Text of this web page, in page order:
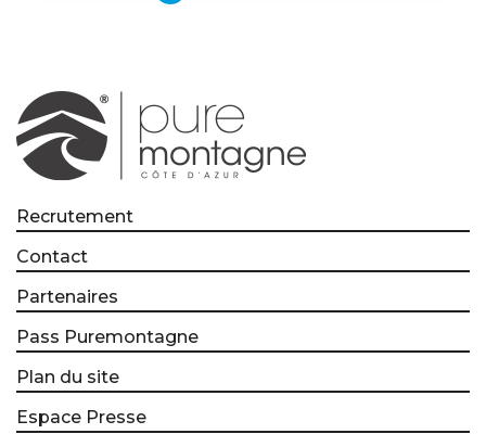
Recrutement
Contact
Partenaires
Pass Puremontagne
Plan du site
Espace Presse